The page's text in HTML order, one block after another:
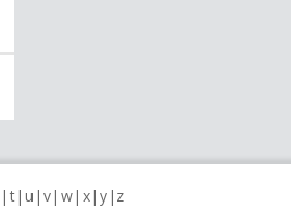
t u v w x y z